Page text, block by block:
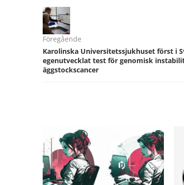
Föregående
Karolinska Universitetssjukhuset först i
egenutvecklat test för genomisk
äggstockscancer